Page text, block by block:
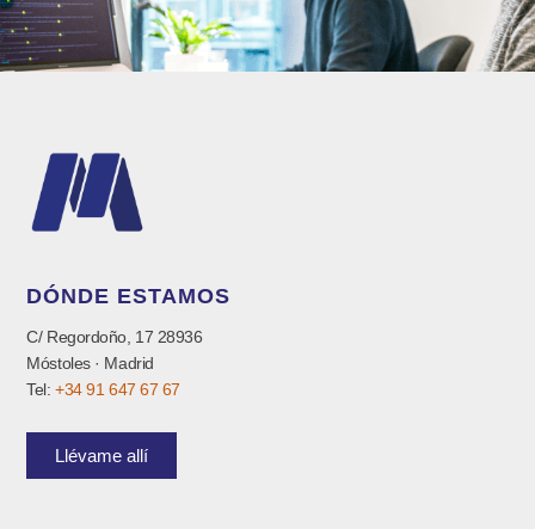
DÓNDE ESTAMOS
C/ Regordoño, 17 28936
Móstoles · Madrid
Tel:+34 91 647 67 67
Llévame allí